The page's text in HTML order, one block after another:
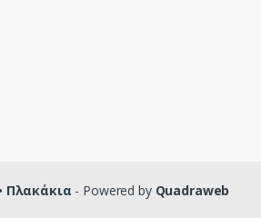
Πλακάκια - Powered by Quadraweb